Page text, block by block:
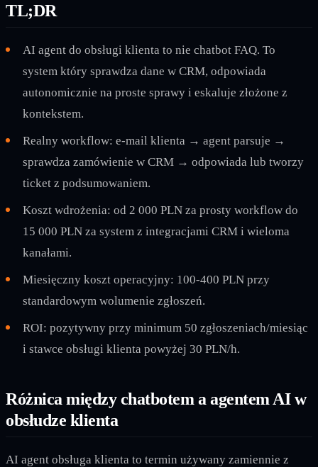
TL;DR
AI agent do obsługi klienta to nie chatbot FAQ. To
system który sprawdza dane w CRM, odpowiada
autonomicznie na proste sprawy i eskaluje złożone z
kontekstem.
Realny workflow: e-mail klienta → agent parsuje →
sprawdza zamówienie w CRM → odpowiada lub tworzy
ticket z podsumowaniem.
Koszt wdrożenia: od 2 000 PLN za prosty workflow do
15 000 PLN za system z integracjami CRM i wieloma
kanałami.
Miesięczny koszt operacyjny: 100-400 PLN przy
standardowym wolumenie zgłoszeń.
ROI: pozytywny przy minimum 50 zgłoszeniach/miesiąc
i stawce obsługi klienta powyżej 30 PLN/h.
Różnica między chatbotem a agentem AI w
obsłudze klienta
AI agent obsługa klienta to termin używany zamiennie z